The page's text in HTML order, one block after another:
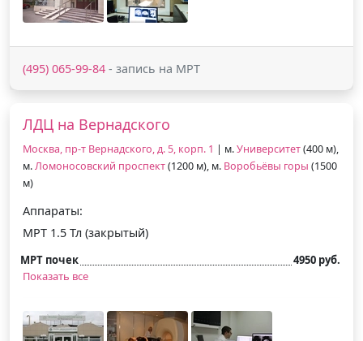
(495) 065-99-84 - запись на МРТ
ЛДЦ на Вернадского
Москва, пр-т Вернадского, д. 5, корп. 1 | м.Университет(400 м),
м.Ломоносовский проспект(1200 м), м. Воробьёвы горы (1500
м)
Аппараты:
МРТ 1.5 Тл (закрытый)
МРТ почек
4950 руб.
Показать все